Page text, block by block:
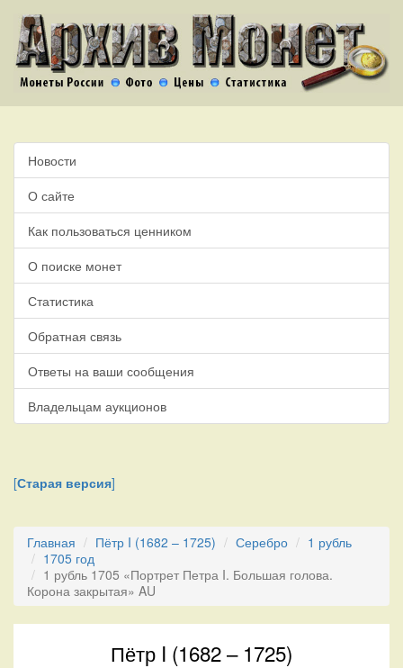
Новости
О сайте
Как пользоваться ценником
О поиске монет
Статистика
Обратная связь
Ответы на ваши сообщения
Владельцам аукционов
[Старая версия]
Главная Пётр I (1682 – 1725) Серебро
1 рубль
1705 год
1 рубль 1705 «Портрет Петра I. Большая голова.
Корона закрытая» AU
Пётр I (1682 – 1725)